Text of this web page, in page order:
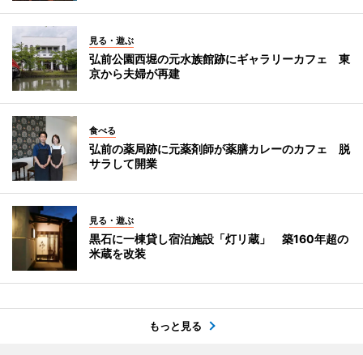
見る・遊ぶ
弘前公園西堀の元水族館跡にギャラリーカフェ 東
京から夫婦が再建
食べる
弘前の薬局跡に元薬剤師が薬膳カレーのカフェ 脱
サラして開業
見る・遊ぶ
黒石に一棟貸し宿泊施設「灯リ蔵」 築160年超の
米蔵を改装
もっと見る